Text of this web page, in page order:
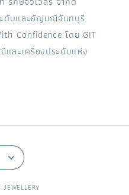
ดับและอัญมณีจันทบุรี
Confidence โดย GIT
ละเครื่องประดับแห่ง